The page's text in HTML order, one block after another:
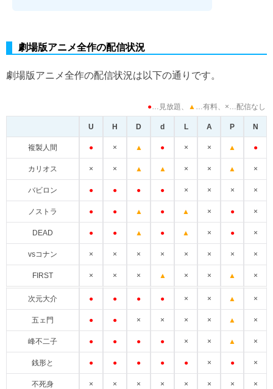
劇場版アニメ全作の配信状況
劇場版アニメ全作の配信状況は以下の通りです。
● …見放題、 ▲ …有料、×…配信なし
U H D d L A P N
複製人間 ● × ▲ ● × × ▲ ●
カリオス × × ▲ ▲ × × ▲ ×
バビロン ● ● ● ● × × × ×
ノストラ ● ● ▲ ● ▲ × ● ×
DEAD ● ● ▲ ● ▲ × ● ×
vsコナン × × × × × × × ×
FIRST × × × ▲ × × ▲ ×
次元大介 ● ● ● ● × × ▲ ×
五ェ門 ● ● × × × × ▲ ×
峰不二子 ● ● ● ● × × ▲ ×
銭形と ● ● ● ● ● × ● ×
不死身 × × × × × × × ×